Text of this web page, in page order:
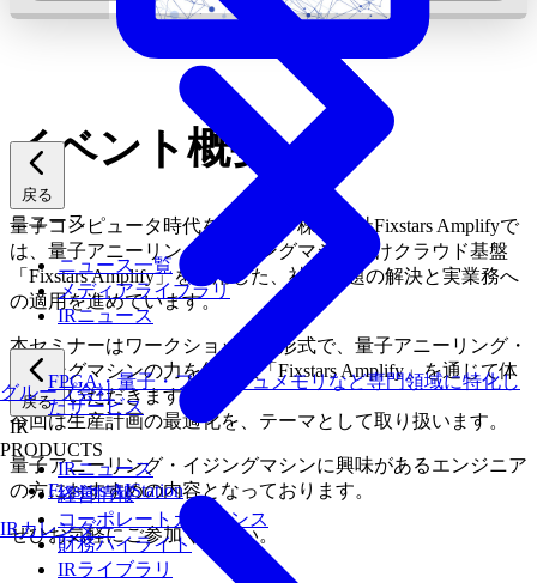
戻る
ニュース
ニュース一覧
メディアライブラリ
IRニュース
戻る
IR
IRニュース
経営情報
コーポレートガバナンス
財務ハイライト
IRライブラリ
グループ会社
FPGA・量子・フラッシュメモリなど専門領域に特化し
たサービス
PRODUCTS
Fixstars AIStation
IRカレンダー
イベント概要
量子コンピュータ時代を見据え、株式会社Fixstars Amplifyで
は、量子アニーリング・イジングマシン向けクラウド基盤
「Fixstars Amplify」を活用した、社会課題の解決と実業務へ
の適用を進めています。
本セミナーはワークショップの形式で、量子アニーリング・
イジングマシンの力を無料版「Fixstars Amplify」を通じて体
験していただきます。
今回は生産計画の最適化を、テーマとして取り扱います。
量子アニーリング・イジングマシンに興味があるエンジニア
の方におすすめの内容となっております。
ぜひお気軽にご参加ください。